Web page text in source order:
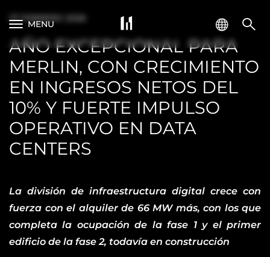
MENU
27 FEBRERO 2026
AÑO EXCEPCIONAL PARA
MERLIN, CON CRECIMIENTO
EN INGRESOS NETOS DEL
10% Y FUERTE IMPULSO
OPERATIVO EN DATA
CENTERS
La división de infraestructura digital crece con
fuerza con el alquiler de 66 MW más, con los que
completa la ocupación de la fase 1 y el primer
edificio de la fase 2, todavía en construcción